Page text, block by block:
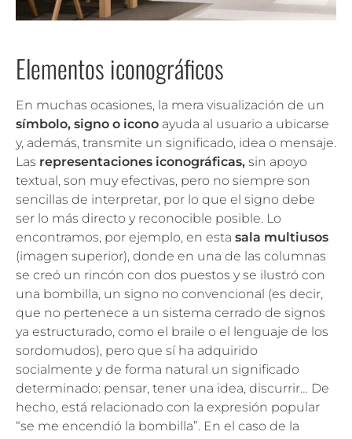
Elementos iconográficos
En muchas ocasiones, la mera visualización de un
símbolo, signo o icono ayuda al usuario a ubicarse
y, además, transmite un significado, idea o mensaje.
Las representaciones iconográficas, sin apoyo
textual, son muy efectivas, pero no siempre son
sencillas de interpretar, por lo que el signo debe
ser lo más directo y reconocible posible. Lo
encontramos, por ejemplo, en esta sala multiusos
(imagen superior), donde en una de las columnas
se creó un rincón con dos puestos y se ilustró con
una bombilla, un signo no convencional (es decir,
que no pertenece a un sistema cerrado de signos
ya estructurado, como el braile o el lenguaje de los
sordomudos), pero que sí ha adquirido
socialmente y de forma natural un significado
determinado: pensar, tener una idea, discurrir… De
hecho, está relacionado con la expresión popular
“se me encendió la bombilla”. En el caso de la